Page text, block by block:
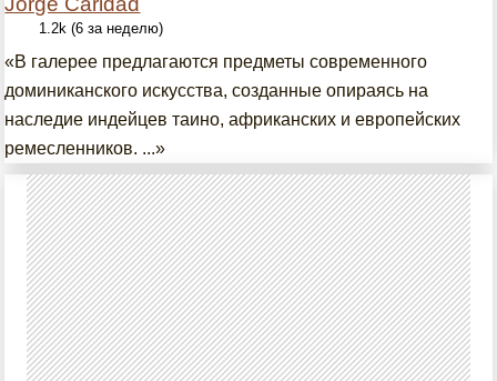
1.2k (6 за неделю)
«В галерее предлагаются предметы современного
доминиканского искусства, созданные опираясь на
наследие индейцев таино, африканских и европейских
ремесленников. ...»